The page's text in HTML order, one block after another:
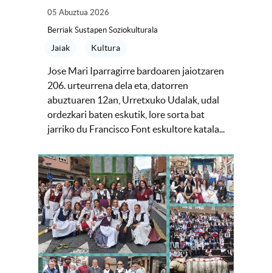
05 Abuztua 2026
Berriak Sustapen Soziokulturala
Jaiak Kultura
Jose Mari Iparragirre bardoaren jaiotzaren
206. urteurrena dela eta, datorren
abuztuaren 12an, Urretxuko Udalak, udal
ordezkari baten eskutik, lore sorta bat
jarriko du Francisco Font eskultore katala...